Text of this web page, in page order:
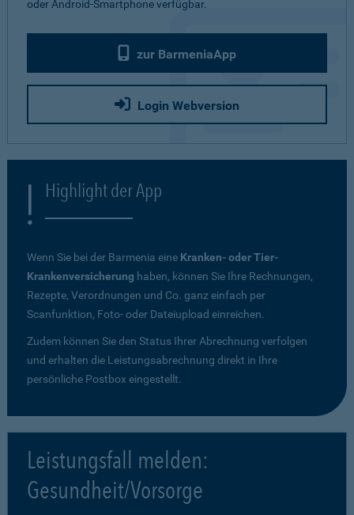
oder Android-Smartphone verfügbar.
zur BarmeniaApp
Login Webversion
Highlight der App
Wenn Sie bei der Barmenia eine Kranken- oder Tier-
Krankenversicherung haben, können Sie Ihre Rechnungen,
Rezepte, Verordnungen und Co. ganz einfach per
Scanfunktion, Foto- oder Dateiupload einreichen.
Zudem können Sie den Status Ihrer Abrechnung verfolgen
und erhalten die Leistungsabrechnung direkt in Ihre
persönliche Postbox eingestellt.
Leistungsfall melden:
Gesundheit/Vorsorge